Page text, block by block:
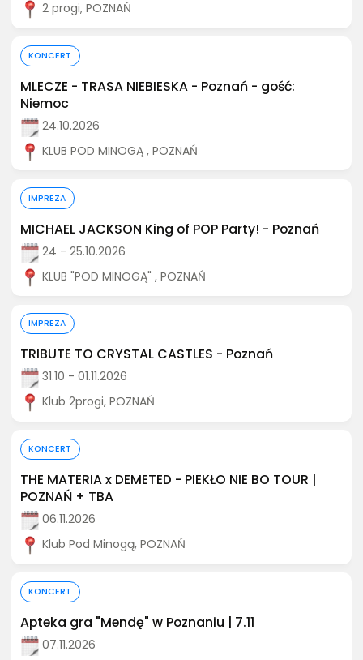
2 progi, POZNAŃ
KONCERT
MLECZE - TRASA NIEBIESKA - Poznań - gość:
Niemoc
24.10.2026
KLUB POD MINOGĄ , POZNAŃ
IMPREZA
MICHAEL JACKSON King of POP Party! - Poznań
24 - 25.10.2026
KLUB "POD MINOGĄ" , POZNAŃ
IMPREZA
TRIBUTE TO CRYSTAL CASTLES - Poznań
31.10 - 01.11.2026
Klub 2progi, POZNAŃ
KONCERT
THE MATERIA x DEMETED - PIEKŁO NIE BO TOUR |
POZNAŃ + TBA
06.11.2026
Klub Pod Minogą, POZNAŃ
KONCERT
Apteka gra "Mendę" w Poznaniu | 7.11
07.11.2026